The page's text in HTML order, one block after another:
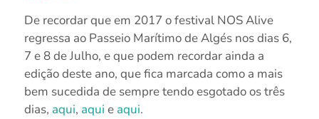
De recordar que em 2017 o festival NOS Alive
regressa ao Passeio Marítimo de Algés nos dias 6,
7 e 8 de Julho, e que podem recordar ainda a
edição deste ano, que fica marcada como a mais
bem sucedida de sempre tendo esgotado os três
dias, aqui, aqui e aqui.